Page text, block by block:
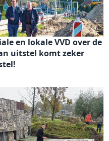
en lokale VVD over de
uitstel komt zeker